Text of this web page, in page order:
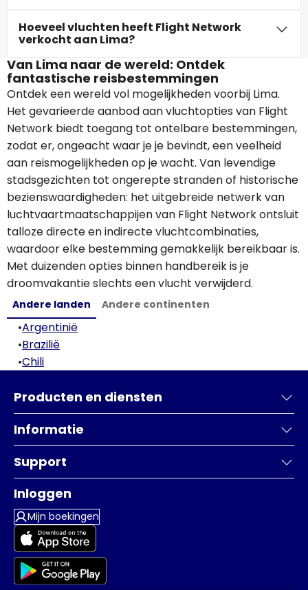
Hoeveel vluchten heeft Flight Network
verkocht aan Lima?
Van Lima naar de wereld: Ontdek
fantastische reisbestemmingen
Ontdek een wereld vol mogelijkheden voorbij Lima.
Het gevarieerde aanbod aan vluchtopties van Flight
Network biedt toegang tot ontelbare bestemmingen,
zodat er, ongeacht waar je je bevindt, een veelheid
aan reismogelijkheden op je wacht. Van levendige
stadsgezichten tot ongerepte stranden of historische
bezienswaardigheden: het uitgebreide netwerk van
luchtvaartmaatschappijen van Flight Network ontsluit
talloze directe en indirecte vluchtcombinaties,
waardoor elke bestemming gemakkelijk bereikbaar is.
Met duizenden opties binnen handbereik is je
droomvakantie slechts een vlucht verwijderd.
Andere landen Andere continenten
•Argentinië
•Brazilië
•Chili
Producten en diensten
Informatie
Support
Inloggen
Mijn boekingen